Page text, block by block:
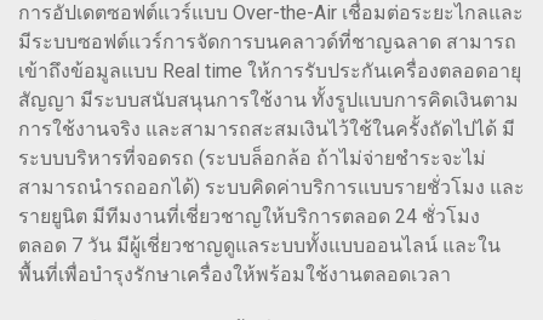
การอัปเดตซอฟต์แวร์แบบ Over-the-Air เชื่อมต่อระยะไกลและ
มีระบบซอฟต์แวร์การจัดการบนคลาวด์ที่ชาญฉลาด สามารถ
เข้าถึงข้อมูลแบบ Real time ให้การรับประกันเครื่องตลอดอายุ
สัญญา มีระบบสนับสนุนการใช้งาน ทั้งรูปแบบการคิดเงินตาม
การใช้งานจริง และสามารถสะสมเงินไว้ใช้ในครั้งถัดไปได้ มี
ระบบบริหารที่จอดรถ (ระบบล็อกล้อ ถ้าไม่จ่ายชำระจะไม่
สามารถนำรถออกได้) ระบบคิดค่าบริการแบบรายชั่วโมง และ
รายยูนิต มีทีมงานที่เชี่ยวชาญให้บริการตลอด 24 ชั่วโมง
ตลอด 7 วัน มีผู้เชี่ยวชาญดูแลระบบทั้งแบบออนไลน์ และใน
พื้นที่เพื่อบำรุงรักษาเครื่องให้พร้อมใช้งานตลอดเวลา